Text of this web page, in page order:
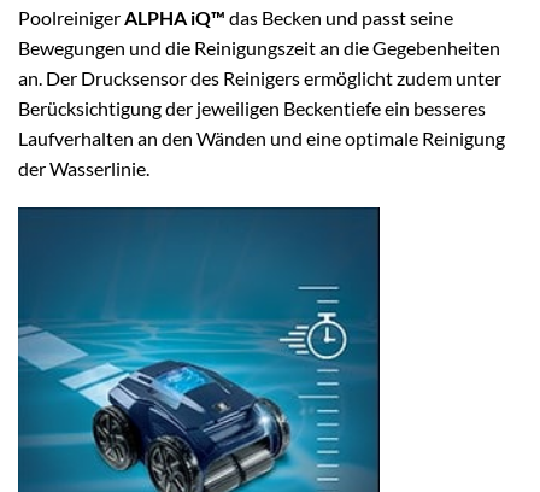
Poolreiniger ALPHA iQ™ das Becken und passt seine
Bewegungen und die Reinigungszeit an die Gegebenheiten
an. Der Drucksensor des Reinigers ermöglicht zudem unter
Berücksichtigung der jeweiligen Beckentiefe ein besseres
Laufverhalten an den Wänden und eine optimale Reinigung
der Wasserlinie.